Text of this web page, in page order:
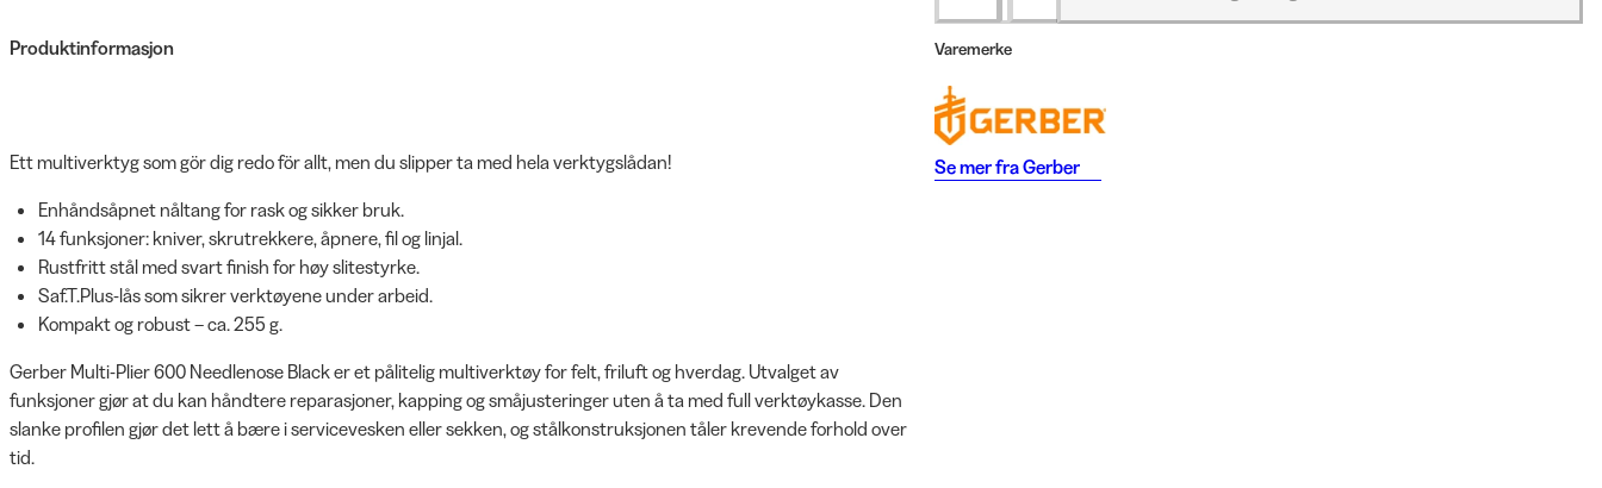
Produktinformasjon
Ett multiverktyg som gör dig redo för allt, men du slipper ta med hela verktygslådan!
Enhåndsåpnet nåltang for rask og sikker bruk.
14 funksjoner: kniver, skrutrekkere, åp­nere, fil og linjal.
Rustfritt stål med svart finish for høy slitestyrke.
Saf.T.Plus-lås som sikrer verktøyene under arbeid.
Kompakt og robust – ca. 255 g.
Gerber Multi-Plier 600 Needlenose Black er et pålitelig multiverktøy for felt, friluft og hverdag. Utvalget av
funksjoner gjør at du kan håndtere reparasjoner, kapping og småjusteringer uten å ta med full verktøykasse. Den
slanke profilen gjør det lett å bære i servicevesken eller sekken, og stålkonstruksjonen tåler krevende forhold over
tid.
Varemerke
Se mer fraGerber